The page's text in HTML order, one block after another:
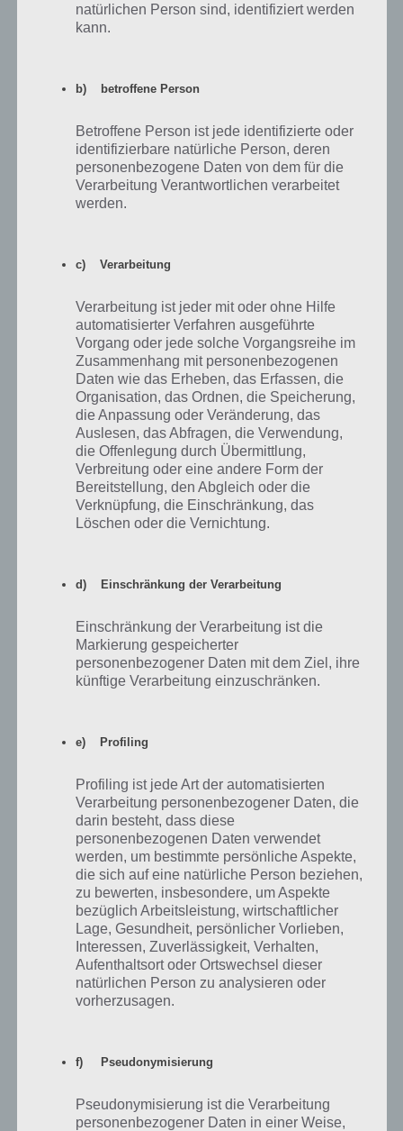
Paul Stelzer Autor
auch oben im Text verlinkt. Hier die Lösung:
loesung-fuer-android-und-ios/ (Heißt House of Fear
REVENGE) ;)
0 Antworten
Ruth Gruenler
Danke fuer euere Hilfe. Allein haette ich dass nicht geschafft.
Antworten
Lena 09.11.2013 13:11
Ich finde den blauen Stein nicht, bei dem Kamin ist noch kein Loch
in der Wand? :-O :/
Antworten
jacquii 13.10.2013 07:45
In meinen Inventar befindet sich kein Kabel mehr und genau jetz wo
ich es brauche weil ich in dem Raum mit dem fernseher bin:/
Jessica 05.10.2013 11:05
Ich bekomm den verflixten totenkopf nicht vom Kamin herunter :(
Antworten
Rebecca Bettin 03.10.2013 17:05
benutzen? Hab jetzt mehrfach das Spiel von vorn begonnen aber
läuft immer aufs selbe hinaus :(
Antworten
natürlichen Person sind, identifiziert werden
kann.
b) betroffene Person
Betroffene Person ist jede identifizierte oder
identifizierbare natürliche Person, deren
personenbezogene Daten von dem für die
Verarbeitung Verantwortlichen verarbeitet
werden.
c) Verarbeitung
Verarbeitung ist jeder mit oder ohne Hilfe
automatisierter Verfahren ausgeführte
Vorgang oder jede solche Vorgangsreihe im
Zusammenhang mit personenbezogenen
Daten wie das Erheben, das Erfassen, die
Organisation, das Ordnen, die Speicherung,
die Anpassung oder Veränderung, das
Auslesen, das Abfragen, die Verwendung,
die Offenlegung durch Übermittlung,
Verbreitung oder eine andere Form der
Bereitstellung, den Abgleich oder die
Verknüpfung, die Einschränkung, das
Löschen oder die Vernichtung.
d) Einschränkung der Verarbeitung
Einschränkung der Verarbeitung ist die
Markierung gespeicherter
personenbezogener Daten mit dem Ziel, ihre
künftige Verarbeitung einzuschränken.
e) Profiling
Profiling ist jede Art der automatisierten
Verarbeitung personenbezogener Daten, die
darin besteht, dass diese
personenbezogenen Daten verwendet
werden, um bestimmte persönliche Aspekte,
die sich auf eine natürliche Person beziehen,
zu bewerten, insbesondere, um Aspekte
bezüglich Arbeitsleistung, wirtschaftlicher
Lage, Gesundheit, persönlicher Vorlieben,
Interessen, Zuverlässigkeit, Verhalten,
Aufenthaltsort oder Ortswechsel dieser
natürlichen Person zu analysieren oder
vorherzusagen.
f) Pseudonymisierung
Pseudonymisierung ist die Verarbeitung
personenbezogener Daten in einer Weise,